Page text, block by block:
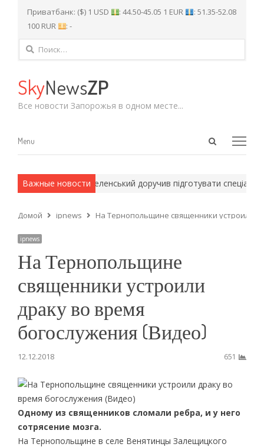
Приватбанк: ($) 1 USD : 44.50-45.05 1 EUR
: 51.35-52.08
100 RUR
: -
Найти:
SkyNewsZP
Все новости Запорожья в одном месте...
Open
Menu
Menu
Важные новости
методы. Зеленський доручив підготувати спеціальну
Домой ipnews На Тернопольщине священники устроили
ipnews
На Тернопольщине
священники устроили
драку во время
богослужения (Видео)
12.12.2018 651
Одному из священников сломали ребра, и у него
сотрясение мозга.
На Тернопольщине в селе Венятинцы Залещицкого